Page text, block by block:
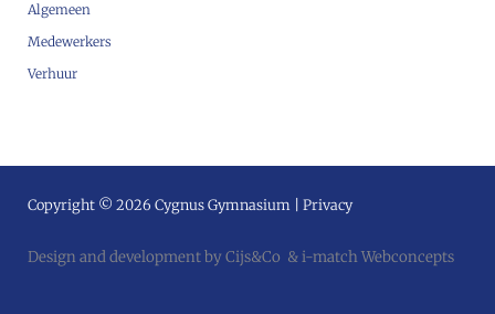
Algemeen
Medewerkers
Verhuur
Copyright © 2026 Cygnus Gymnasium | Privacy
Design and development by Cijs&Co &i-match Webconcepts